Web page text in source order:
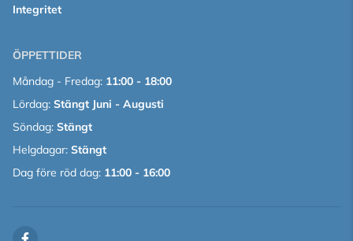
Integritet
ÖPPETTIDER
Måndag - Fredag: 11:00 - 18:00
Lördag: Stängt Juni - Augusti
Söndag: Stängt
Helgdagar: Stängt
Dag före röd dag: 11:00 - 16:00